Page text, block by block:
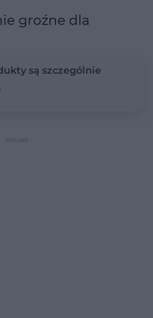
groźne dla
są szczególnie